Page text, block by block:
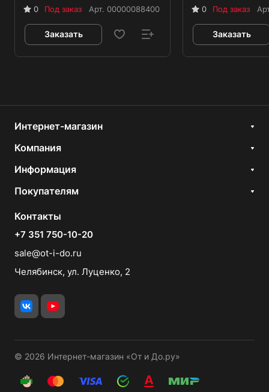
0 Под заказ Арт. 00000088400
Заказать
0 Под заказ
Заказать
Интернет-магазин
Компания
Информация
Покупателям
Контакты
+7 351 750-10-20
sale@ot-i-do.ru
Челябинск, ул. Луценко, 2
© 2026 Интернет-магазин «От и До.ру»